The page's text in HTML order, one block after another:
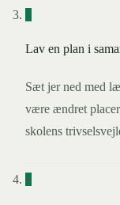
3
Lav en plan i
Sæt jer ned med
være ændret
skolens
4